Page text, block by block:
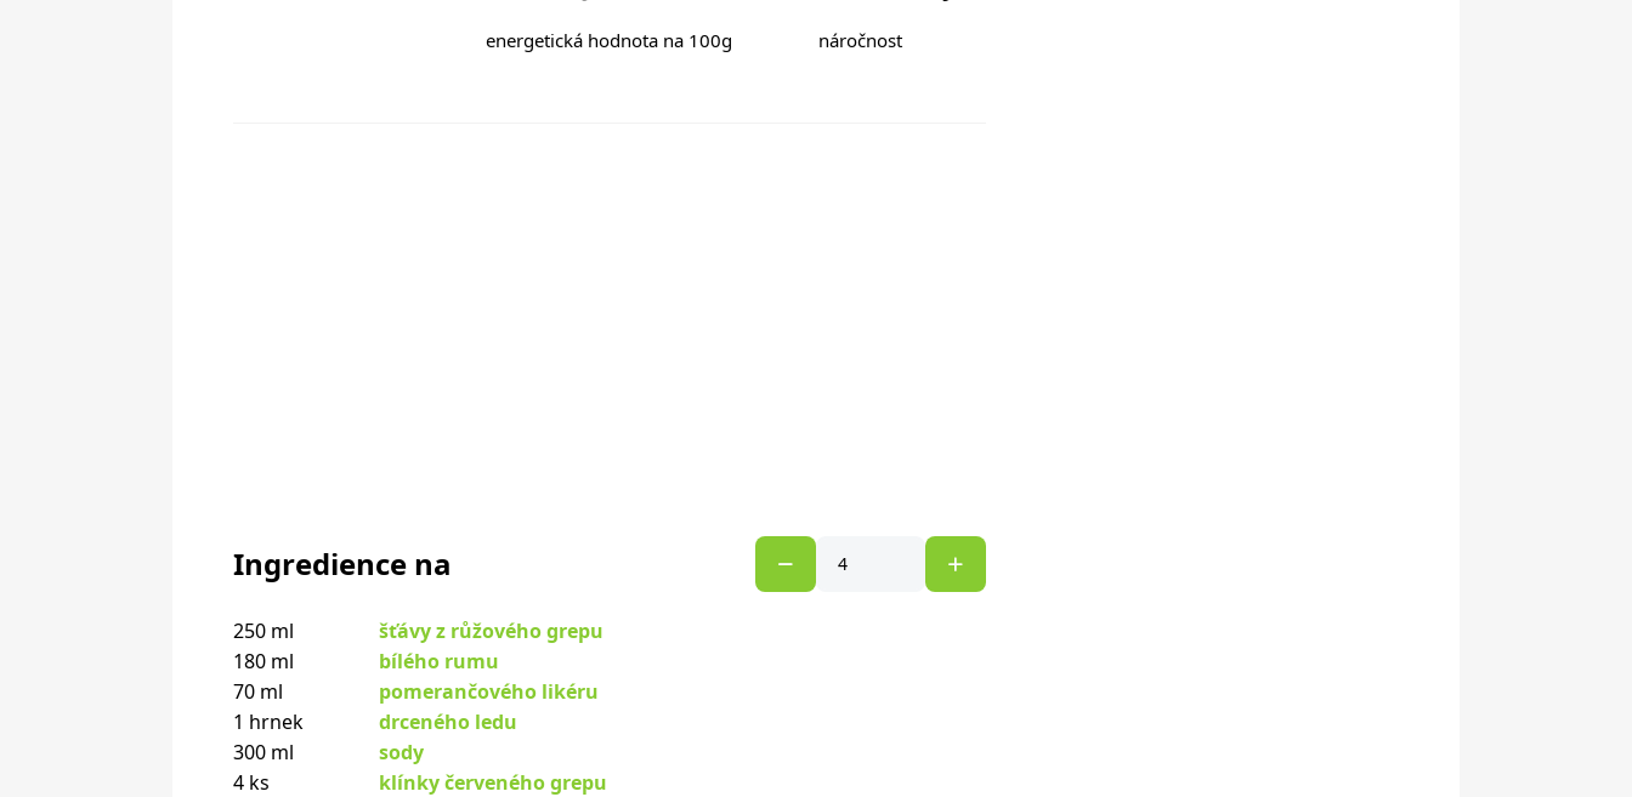
energetická hodnota na 100g náročnost
Ingredience na
250 ml
šťávy z růžového grepu
180 ml
bílého rumu
70 ml
pomerančového likéru
1 hrnek
drceného ledu
300 ml
sody
4 ks
klínky červeného grepu